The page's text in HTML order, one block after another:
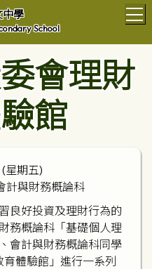
中學
School
會理財
館
(星期五)
計與財務概論科
良好投資及理財行為的
務概論科「基礎個人理
會計與財務概論科同學
育體驗館」進行一系列